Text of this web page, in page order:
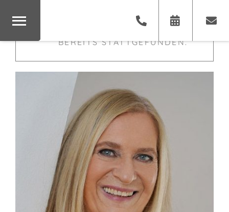
DIESE VERANSTALTUNG HAT
BEREITS STATTGEFUNDEN.
×